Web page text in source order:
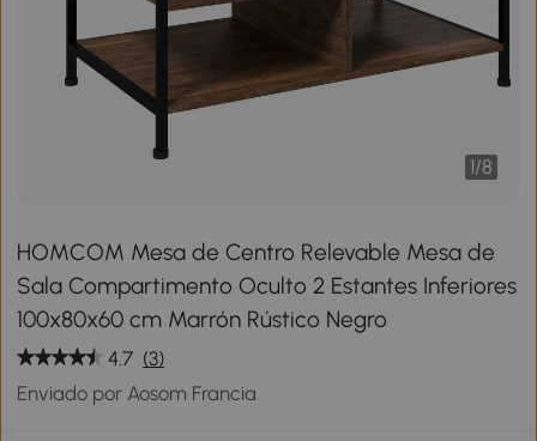
1/8
HOMCOM Mesa de Centro Relevable Mesa de
Sala Compartimento Oculto 2 Estantes Inferiores
100x80x60 cm Marrón Rústico Negro
4.7 (3)
Enviado por Aosom Francia